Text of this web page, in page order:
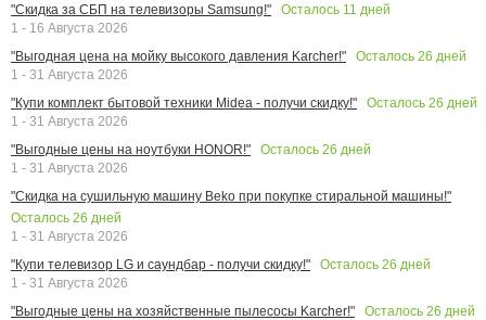
"Скидка за СБП на телевизоры Samsung!"
Осталось 11 дней
1 - 16 Августа 2026
"Выгодная цена на мойку высокого давления Karcher!"
Осталось 26 дней
1 - 31 Августа 2026
"Купи комплект бытовой техники Midea - получи скидку!"
Осталось 26 дней
1 - 31 Августа 2026
"Выгодные цены на ноутбуки HONOR!"
Осталось 26 дней
1 - 31 Августа 2026
"Скидка на сушильную машину Beko при покупке стиральной машины!"
Осталось 26 дней
1 - 31 Августа 2026
"Купи телевизор LG и саундбар - получи скидку!"
Осталось 26 дней
1 - 31 Августа 2026
"Выгодные цены на хозяйственные пылесосы Karcher!"
Осталось 26 дней